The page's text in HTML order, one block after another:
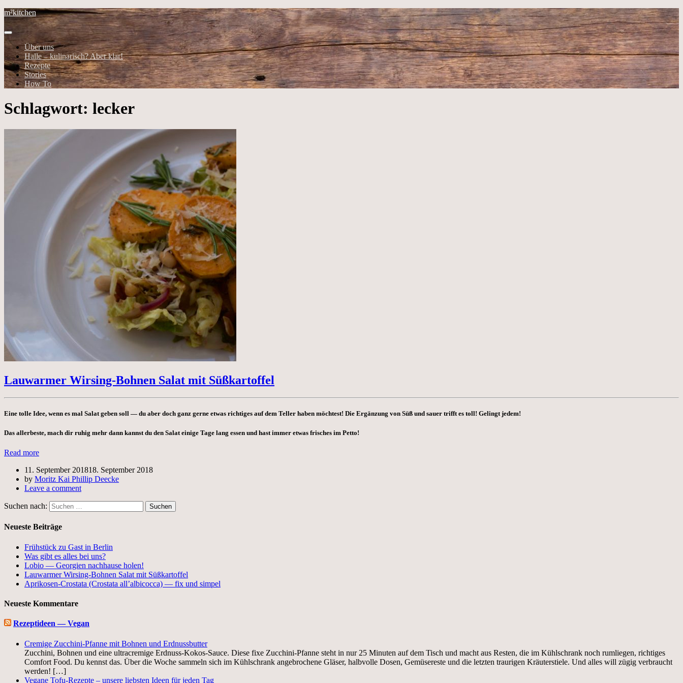
m²kitchen
Über uns
Halle – kulinarisch? Aber klar!
Rezepte
Stories
How To
Schlagwort: lecker
Lauwarmer Wirsing-Bohnen Salat mit Süßkartoffel
Eine tolle Idee, wenn es mal Salat geben soll — du aber doch ganz gerne etwas richtiges auf dem Teller haben möchtest! Die Ergänzung von Süß und sauer trifft es toll! Gelingt jedem!
Das allerbeste, mach dir ruhig mehr dann kannst du den Salat einige Tage lang essen und hast immer etwas frisches im Petto!
Read more
11. September 201818. September 2018
by Moritz Kai Phillip Deecke
Leave a comment
Suchen nach:
Neueste Beiträge
Frühstück zu Gast in Berlin
Was gibt es alles bei uns?
Lobio — Georgien nachhause holen!
Lauwarmer Wirsing-Bohnen Salat mit Süßkartoffel
Aprikosen-Crostata (Crostata all’albicocca) — fix und simpel
Neueste Kommentare
Rezeptideen — Vegan
Cremige Zucchini-Pfanne mit Bohnen und Erdnussbutter
Zucchini, Bohnen und eine ultracremige Erdnuss-Kokos-Sauce. Diese fixe Zucchini-Pfanne steht in nur 25 Minuten auf dem Tisch und macht aus Resten, die im Kühlschrank noch rumliegen, richtiges
Comfort Food. Du kennst das. Über die Woche sammeln sich im Kühlschrank angebrochene Gläser, halbvolle Dosen, Gemüsereste und die letzten traurigen Kräuterstiele. Und alles will zügig verbraucht
werden! […]
Vegane Tofu-Rezepte – unsere liebsten Ideen für jeden Tag